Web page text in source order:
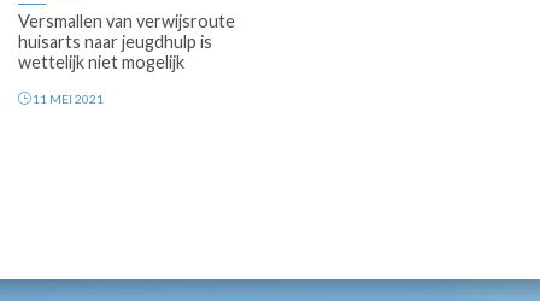
Versmallen van verwijsroute
huisarts naar jeugdhulp is
wettelijk niet mogelijk
11 MEI 2021